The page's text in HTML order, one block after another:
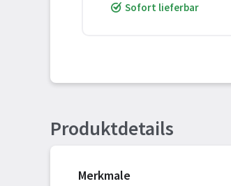
Sofort lieferbar
Produktdetails
Merkmale